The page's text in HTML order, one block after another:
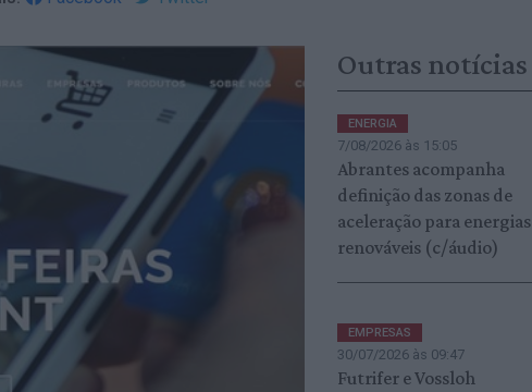
Outras notícias
ENERGIA
7/08/2026 às 15:05
Abrantes acompanha
definição das zonas de
aceleração para energias
renováveis (c/áudio)
EMPRESAS
30/07/2026 às 09:47
Futrifer e Vossloh